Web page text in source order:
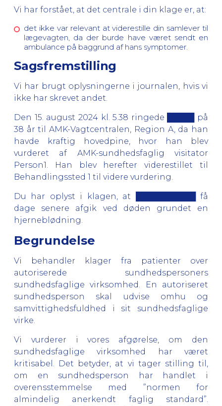
Vi har forstået, at det centrale i din klage er, at:
det ikke var relevant at viderestille din samlever til
lægevagten, da der burde have været sendt en
ambulance på baggrund af hans symptomer.
Sagsfremstilling
Vi har brugt oplysningerne i journalen, hvis vi
ikke har skrevet andet.
Den 15. august 2024 kl. 5.38 ringede █████ på
38 år til AMK-Vagtcentralen, Region A, da han
havde kraftig hovedpine, hvor han blev
vurderet af AMK-sundhedsfaglig visitator
Person1. Han blev herefter viderestillet til
Behandlingssted 1 til videre vurdering.
Du har oplyst i klagen, at ███████████ få
dage senere afgik ved døden grundet en
hjerneblødning.
Begrundelse
Vi behandler klager fra patienter over
autoriserede sundhedspersoners
sundhedsfaglige virksomhed. En autoriseret
sundhedsperson skal udvise omhu og
samvittighedsfuldhed i sit sundhedsfaglige
virke.
Vi vurderer i vores afgørelse, om den
sundhedsfaglige virksomhed har været
kritisabel. Det betyder, at vi tager stilling til,
om en sundhedsperson har handlet i
overensstemmelse med ”normen for
almindelig anerkendt faglig standard”.